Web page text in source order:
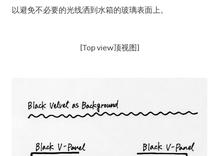
以避免不必要的光线洒到水箱的玻璃表面上。
[Top view顶视图]